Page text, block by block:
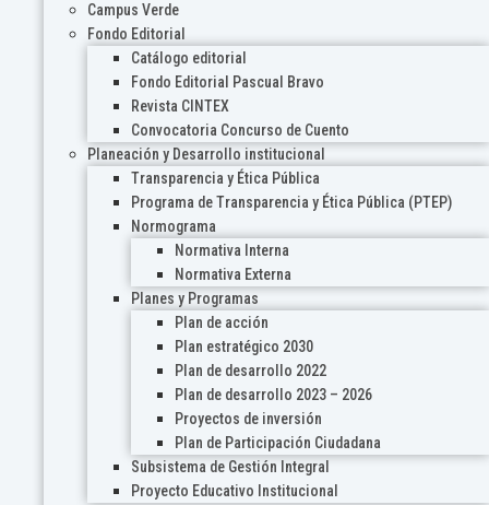
Campus Verde
Fondo Editorial
Catálogo editorial
Fondo Editorial Pascual Bravo
Revista CINTEX
Convocatoria Concurso de Cuento
Planeación y Desarrollo institucional
Transparencia y Ética Pública
Programa de Transparencia y Ética Pública (PTEP)
Normograma
Normativa Interna
Normativa Externa
Planes y Programas
Plan de acción
Plan estratégico 2030
Plan de desarrollo 2022
Plan de desarrollo 2023 – 2026
Proyectos de inversión
Plan de Participación Ciudadana
Subsistema de Gestión Integral
Proyecto Educativo Institucional